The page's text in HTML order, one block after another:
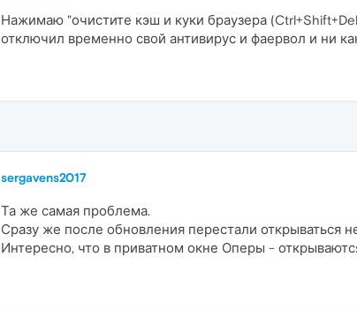
Нажимаю "очистите кэш и куки браузера
отключил временно свой антивирус и фаервол и ни
sergavens2017
Та же самая проблема.
Сразу же после обновления перестали открываться
Интересно, что в приватном окне Оперы -